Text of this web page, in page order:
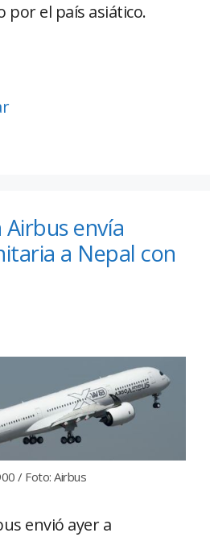
el país asiático.
Airbus envía
a Nepal con
/ Foto: Airbus
envió ayer a